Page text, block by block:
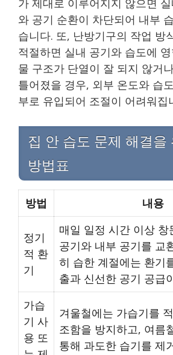
와 공기 순환이 차단되어 내부
습니다. 또, 난방기구의 작업 방
적절하면 실내 공기와 습도에
물 구조가 단열이 잘 되지 않거
틀어졌을 경우, 외부 온도와 습
부로 유입되어 조절이 어려워집
집 안 습도 문제 해결을
방법표
방법 내용
정기
적 환
기
매일 일정 시간 이상 창
공기와 내부 공기를 교
히 습한 계절에는 환기
출과 신선한 공기 공급
가습
기 사
용 또
겨울철에는 가습기를
조함을 방지하고, 여름
통해 과도한 습기를 제